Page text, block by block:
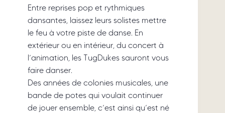
Entre reprises pop et rythmiques
dansantes, laissez leurs solistes mettre
le feu à votre piste de danse. En
extérieur ou en intérieur, du concert à
l’animation, les TugDukes sauront vous
faire danser.
Des années de colonies musicales, une
bande de potes qui voulait continuer
de jouer ensemble, c’est ainsi qu’est né